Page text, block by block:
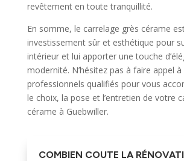
revêtement en toute tranquillité.
En somme, le carrelage grès cérame
investissement sûr et esthétique pour
intérieur et lui apporter une touche
modernité. N’hésitez pas à faire appel à
professionnels qualifiés pour vous
le choix, la pose et l’entretien de votre
cérame à Guebwiller.
COMBIEN COUTE LA